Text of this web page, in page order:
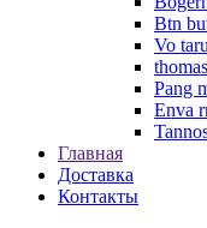
Btn
Vo
Pang
Enva
Главная
Доставка
Контакты